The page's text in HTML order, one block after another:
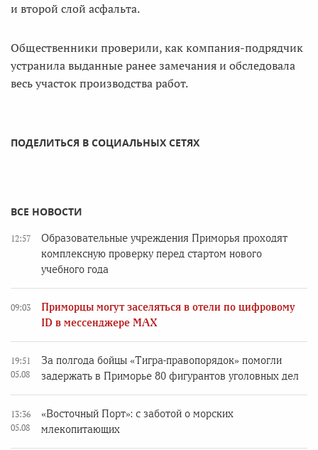
и второй слой асфальта.
Общественники проверили, как компания-подрядчик
устранила выданные ранее замечания и обследовала
весь участок производства работ.
ПОДЕЛИТЬСЯ В СОЦИАЛЬНЫХ СЕТЯХ
ВСЕ НОВОСТИ
12:57
Образовательные учреждения Приморья проходят
комплексную проверку перед стартом нового
учебного года
09:03
Приморцы могут заселяться в отели по цифровому
ID в мессенджере MAX
19:51
05.08
За полгода бойцы «Тигра-правопорядок» помогли
задержать в Приморье 80 фигурантов уголовных дел
13:36
05.08
«Восточный Порт»: с заботой о морских
млекопитающих